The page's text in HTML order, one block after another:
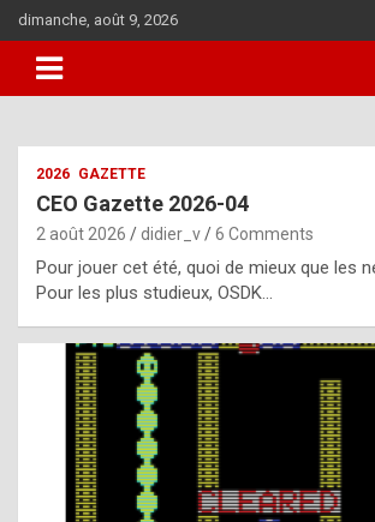
Skip
to
content
dimanche, août 9, 2026
i
u
l
y
2026 GAZETTE
CEO Gazette 2026-04
2 août 2026 didier_v 6 Comments
Pour jouer cet été, quoi de mieux que les
Pour les plus studieux, OSDK…